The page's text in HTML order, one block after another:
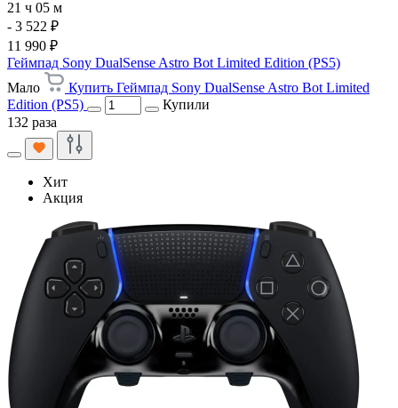
21 ч 05 м
- 3 522 ₽
11 990 ₽
Геймпад Sony DualSense Astro Bot Limited Edition (PS5)
Мало
Купить Геймпад Sony DualSense Astro Bot Limited
Edition (PS5)
Купили
132 раза
Хит
Акция